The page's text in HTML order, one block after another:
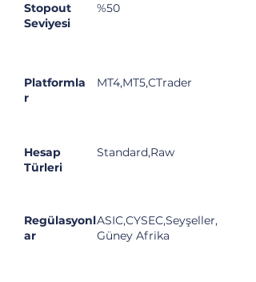
Stopout
Seviyesi
%50
Platformla
r
MT4,MT5,CTrader
Hesap
Türleri
Standard,Raw
Regülasyonl
ar
ASIC,CYSEC,Seyşeller,
Güney Afrika